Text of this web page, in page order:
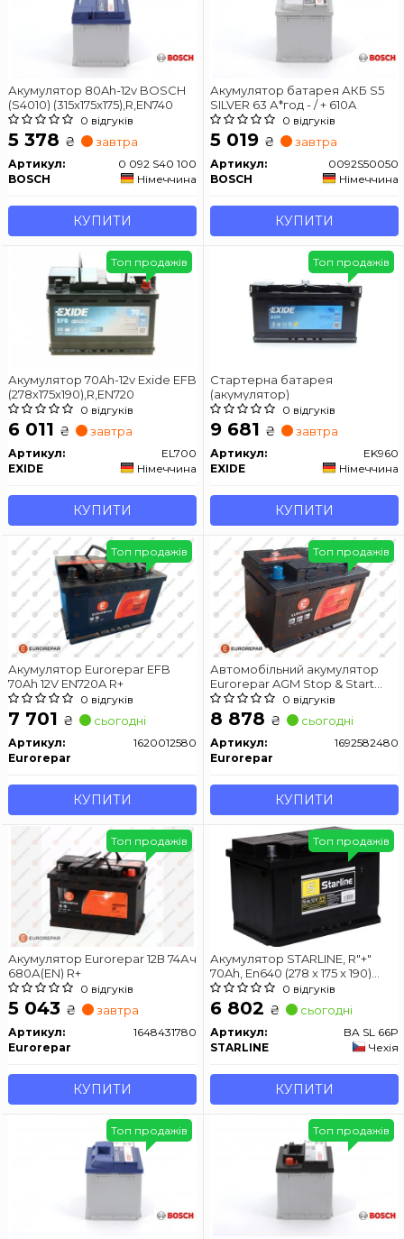
Акумулятор 80Ah-12v BOSCH
(S4010) (315x175x175),R,EN740
0 відгуків
5 378 ₴ завтра
Артикул:
0 092 S40 100
BOSCH
Німеччина
КУПИТИ
Акумулятор батарея АКБ S5
SILVER 63 А*год - / + 610A
0 відгуків
5 019 ₴ завтра
Артикул:
0092S50050
BOSCH
Німеччина
КУПИТИ
Акумулятор 70Ah-12v Exide EFB
(278х175х190),R,EN720
0 відгуків
6 011 ₴ завтра
Артикул:
EL700
EXIDE
Німеччина
КУПИТИ
Топ продажів
Стартерна батарея
(акумулятор)
0 відгуків
9 681 ₴ завтра
Артикул:
EK960
EXIDE
Німеччина
КУПИТИ
Топ продажів
Акумулятор Eurorepar EFB
70Ah 12V EN720A R+
0 відгуків
7 701 ₴ сьогодні
Артикул:
1620012580
Eurorepar
КУПИТИ
Топ продажів
Автомобільний акумулятор
Eurorepar AGM Stop & Start
1620012780 70Ah 760A R+
0 відгуків
8 878 ₴ сьогодні
Артикул:
1692582480
Eurorepar
КУПИТИ
Топ продажів
Акумулятор Eurorepar 12В 74Ач
680А(EN) R+
0 відгуків
5 043 ₴ завтра
Артикул:
1648431780
Eurorepar
КУПИТИ
Топ продажів
Акумулятор STARLINE, R"+"
70Ah, En640 (278 x 175 x 190)
правий "+",B13 виробництво
Чехія
0 відгуків
6 802 ₴ сьогодні
Артикул:
BA SL 66P
STARLINE
Чехія
КУПИТИ
Топ продажів
Топ продажів Топ продажів